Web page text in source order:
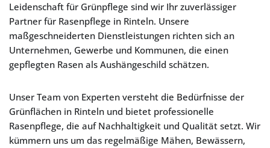
Leidenschaft für Grünpflege sind wir Ihr zuverlässiger
Partner für Rasenpflege in Rinteln. Unsere
maßgeschneiderten Dienstleistungen richten sich an
Unternehmen, Gewerbe und Kommunen, die einen
gepflegten Rasen als Aushängeschild schätzen.
Unser Team von Experten versteht die Bedürfnisse der
Grünflächen in Rinteln und bietet professionelle
Rasenpflege, die auf Nachhaltigkeit und Qualität setzt. Wir
kümmern uns um das regelmäßige Mähen, Bewässern,